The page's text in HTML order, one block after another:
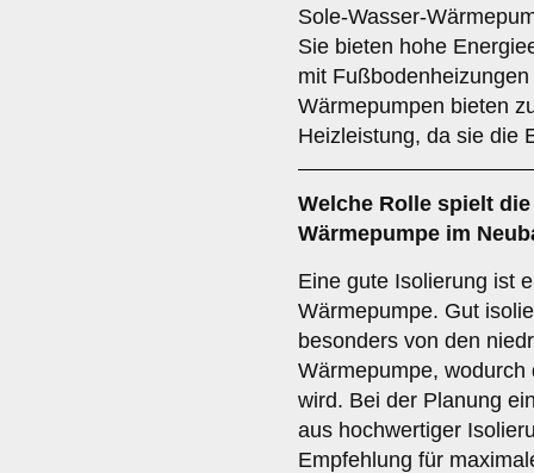
Sole-Wasser-
Sie bieten hohe
mit
Wärmepumpen bieten
Heizleistung, da sie die
Welche Rolle spielt
Wärmepumpe im
Eine gute Isolierung ist
Wärmepumpe. Gut
besonders von den
Wärmepumpe,
wird. Bei der Planung
aus hochwertiger
Empfehlung für